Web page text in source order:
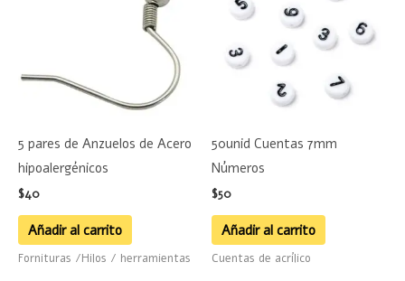
5 pares de Anzuelos de Acero
hipoalergénicos
$40
Añadir al carrito
Fornituras /Hilos / herramientas
50unid Cuentas 7mm
Números
$50
Añadir al carrito
Cuentas de acrílico